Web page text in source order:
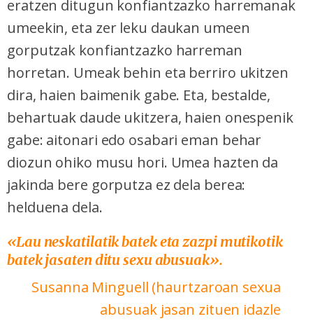
eratzen ditugun konfiantzazko harremanak
umeekin, eta zer leku daukan umeen
gorputzak konfiantzazko harreman
horretan. Umeak behin eta berriro ukitzen
dira, haien baimenik gabe. Eta, bestalde,
behartuak daude ukitzera, haien onespenik
gabe: aitonari edo osabari eman behar
diozun ohiko musu hori. Umea hazten da
jakinda bere gorputza ez dela berea:
helduena dela.
«Lau neskatilatik batek eta zazpi mutikotik
batek jasaten ditu sexu abusuak».
Susanna Minguell (haurtzaroan sexua
abusuak jasan zituen idazle